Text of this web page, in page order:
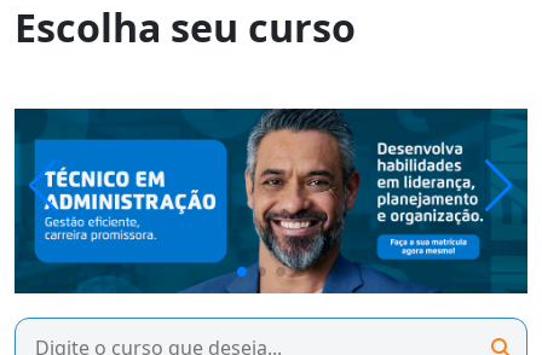
Escolha seu curso